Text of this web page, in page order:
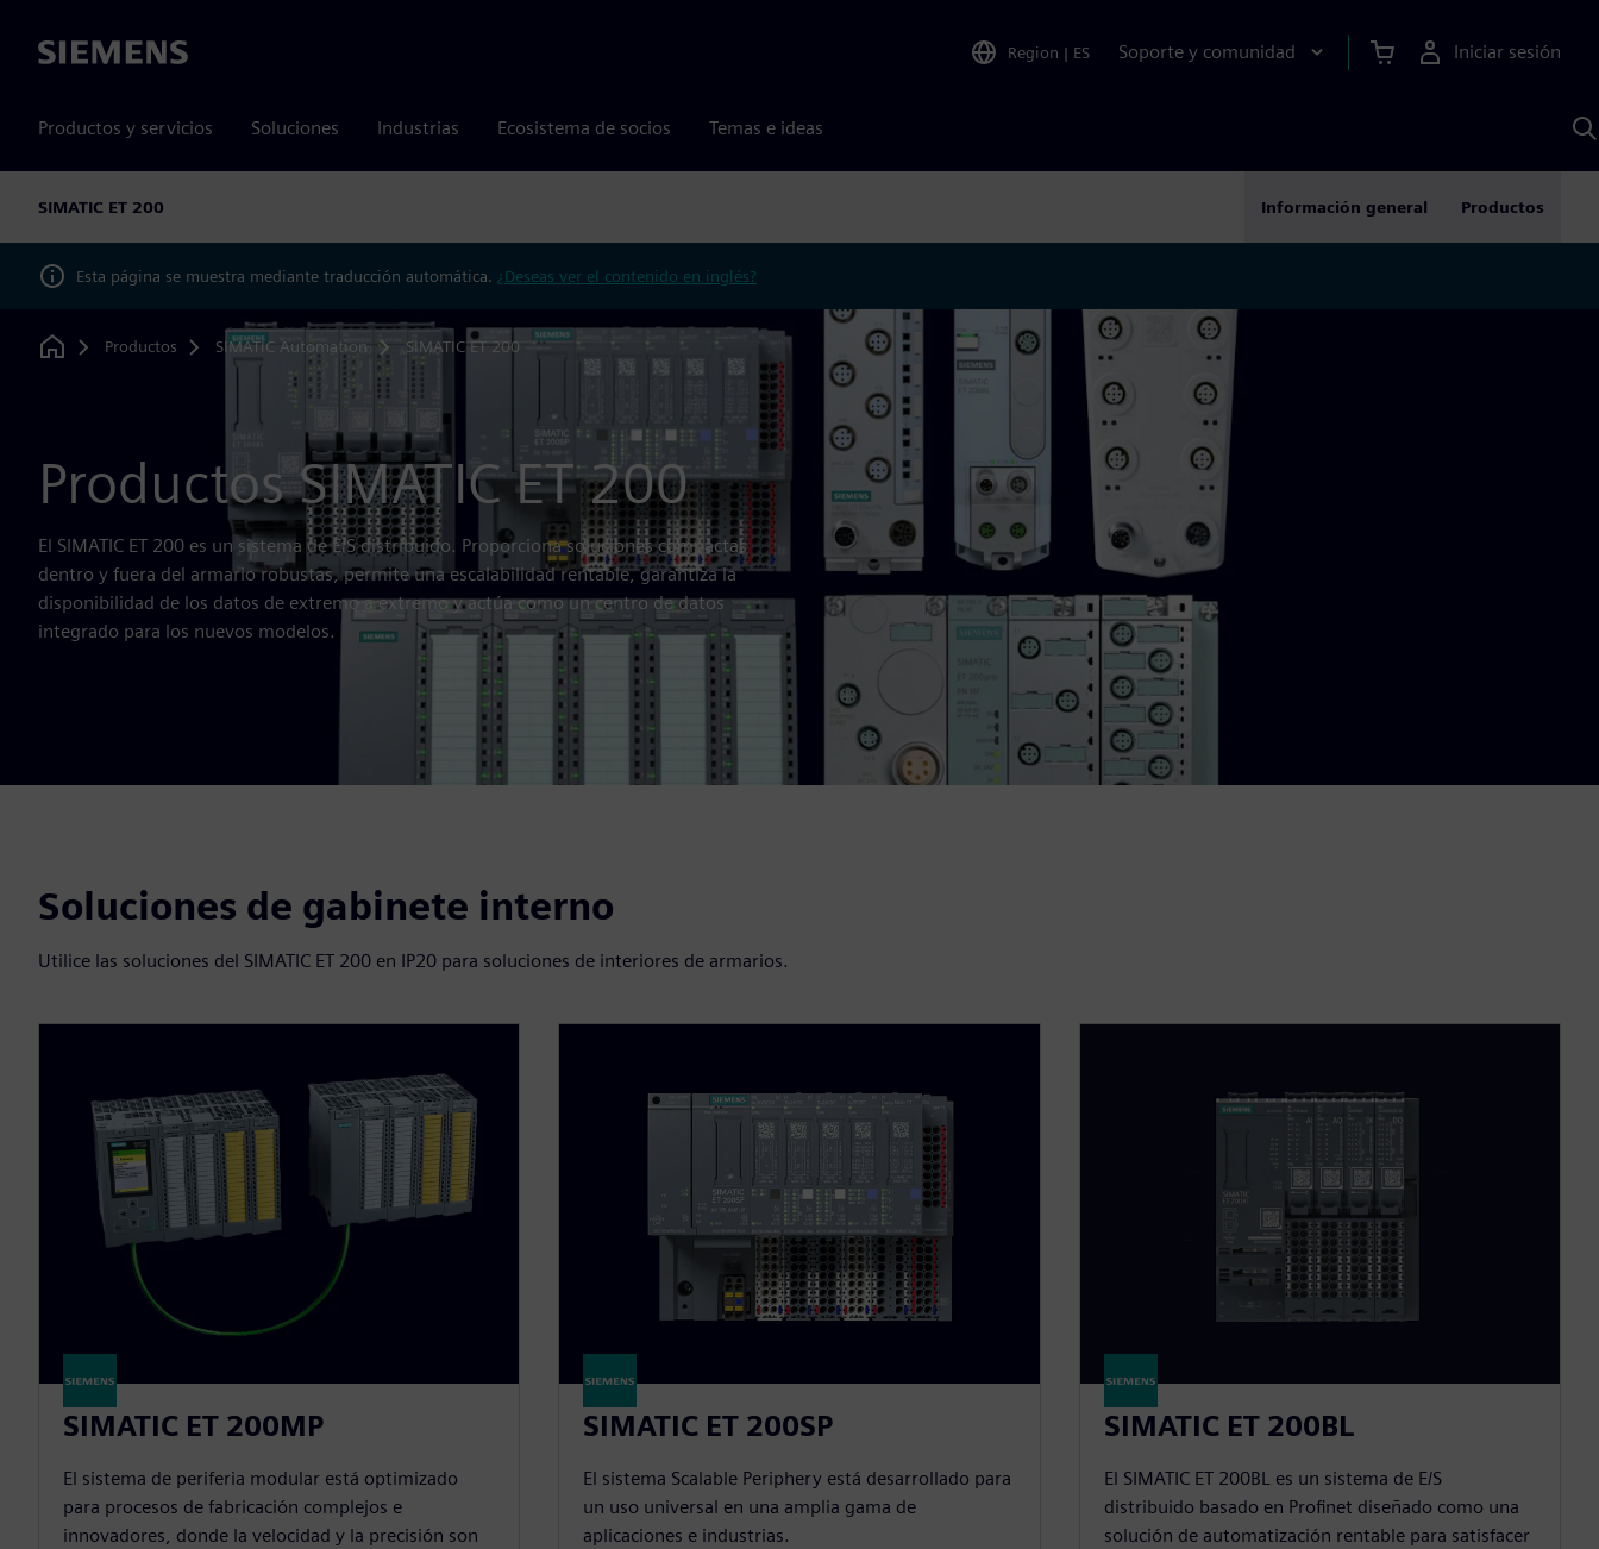
Siemens Region | ES Soporte y comunidad Iniciar sesión
Productos y servicios Soluciones Industrias Ecosistema de socios Temas e ideas
SIMATIC ET 200 Información general Productos
Esta página se muestra mediante traducción automática. ¿Deseas ver el contenido en inglés?
Home
Productos SIMATIC Automation SIMATIC ET 200
Productos SIMATIC ET 200
El SIMATIC ET 200 es un sistema de E/S distribuido. Proporciona soluciones compactas
dentro y fuera del armario robustas, permite una escalabilidad rentable, garantiza la
disponibilidad de los datos de extremo a extremo y actúa como un centro de datos
integrado para los nuevos modelos.
Soluciones de gabinete interno
Utilice las soluciones del SIMATIC ET 200 en IP20 para soluciones de interiores de armarios.
SIMATIC ET 200MP
El sistema de periferia modular está optimizado
para procesos de fabricación complejos e
innovadores, donde la velocidad y la precisión son
SIMATIC ET 200SP
El sistema Scalable Periphery está desarrollado para
un uso universal en una amplia gama de
aplicaciones e industrias.
SIMATIC ET 200BL
El SIMATIC ET 200BL es un sistema de E/S
distribuido basado en Profinet diseñado como una
solución de automatización rentable para satisfacer